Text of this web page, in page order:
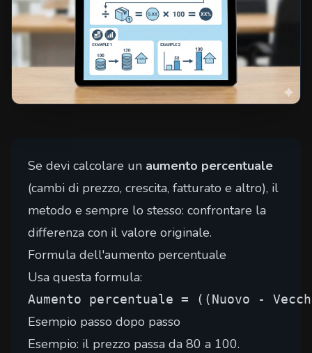
Se devi calcolare un aumento percentuale
(cambi di prezzo, crescita, fatturato e altro), il
metodo e sempre lo stesso: confrontare la
differenza con il valore originale.
Formula dell'aumento percentuale
Usa questa formula:
Aumento percentuale = ((Nuovo -
Esempio passo dopo passo
Esempio: il prezzo passa da 80 a 100.